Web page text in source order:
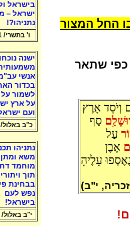
החל המצור
כפי שתאר
אָרֶץ
סַף
עַל
אֶבֶן
עָלֶיהָ
י"ב)
בישראל
ישראל –
נתניהו?!
ו' בתשרי/ 12.9.21
ישנה
אנשי
בכדור
לשמור
על ארץ
ועם
כ"ב באלול/ 30.8.21
נתניהו
משא
מוחמד
תוך
בבחינת
נפש לעם
בישראל!
י"ב באלול/